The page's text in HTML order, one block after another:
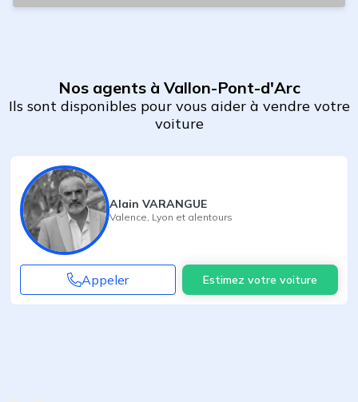
Nos agents à Vallon-Pont-d'Arc
Ils sont disponibles pour vous aider à vendre votre
voiture
Alain VARANGUE
Valence Lyon et alentours
Appeler Estimez votre voiture